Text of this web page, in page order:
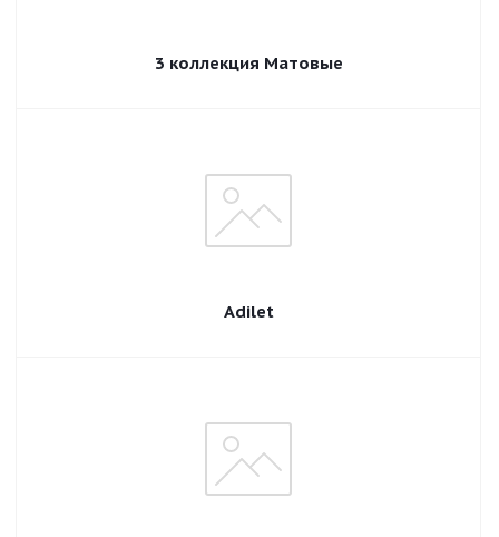
3 коллекция Матовые
Adilet